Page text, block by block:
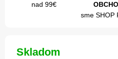
nad 99€
sme SHOP
Skladom